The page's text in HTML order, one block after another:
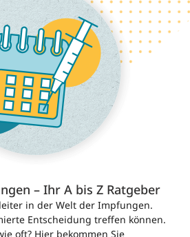
– Ihr A bis Z Ratgeber
in der Welt der Impfungen.
Entscheidung treffen können.
oft? Hier bekommen Sie